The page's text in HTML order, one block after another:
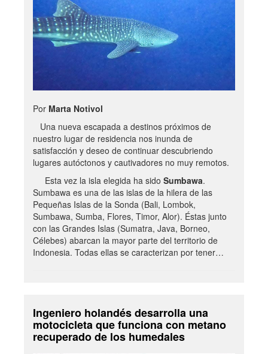
Por Marta Notivol
Una nueva escapada a destinos próximos de
nuestro lugar de residencia nos inunda de
satisfacción y deseo de continuar descubriendo
lugares autóctonos y cautivadores no muy remotos.
Esta vez la isla elegida ha sido Sumbawa.
Sumbawa es una de las islas de la hilera de las
Pequeñas Islas de la Sonda (Bali, Lombok,
Sumbawa, Sumba, Flores, Timor, Alor). Éstas junto
con las Grandes Islas (Sumatra, Java, Borneo,
Célebes) abarcan la mayor parte del territorio de
Indonesia. Todas ellas se caracterizan por tener…
Ingeniero holandés desarrolla una
motocicleta que funciona con metano
recuperado de los humedales